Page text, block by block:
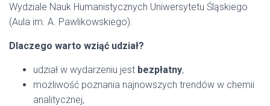
Wydziale Nauk Humanistycznych Uniwersytetu Śląskiego
(Aula im. A. Pawlikowskiego).
Dlaczego warto wziąć udział?
udział w wydarzeniu jest bezpłatny,
możliwość poznania najnowszych trendów w chemii
analitycznej,